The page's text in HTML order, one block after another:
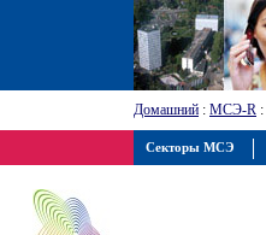
Домашний : МСЭ-R :
Секторы МСЭ